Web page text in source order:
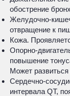
обострение
Желудочно-
отвращение к
Кожа.
Опорно-
повышение
Может развиться
Сердечно-
интервала QT,